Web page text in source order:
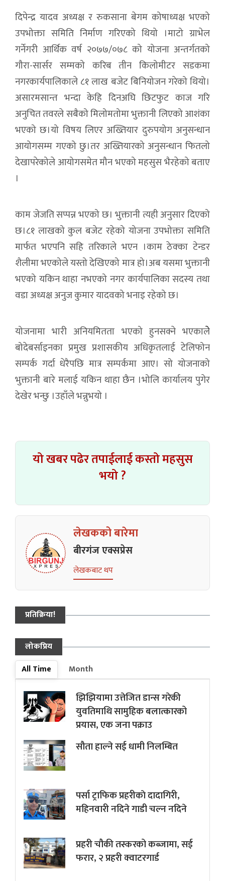
दिपेन्द्र यादव अध्यक्ष र रुकसाना बेगम कोषाध्यक्ष भएको
उपभोक्ता समिति निर्माण गरिएको थियो ।माटो ग्राभेल
गर्नेगरी आर्थिक वर्ष २०७७/०७८ को योजना अन्तर्गतको
गौरा-सार्सर सम्मको करिब तीन किलोमीटर सडकमा
नगरकार्यपालिकाले ८१ लाख बजेट बिनियोजन गरेको थियो।
असारमसान्त भन्दा केहि दिनअघि छिटफुट काज गरि
अनुचित तवरले सबैको मिलोमतोमा भुक्तानी लिएको आशंका
भएको छ।यो विषय लिएर अख्तियार दुरुपयोग अनुसन्धान
आयोगसम्म गएको छु।तर अख्तियारको अनुसन्धान फितलो
देखापरेकोले आयोगसमेत मौन भएको महसुस भैरहेको बताए
।
काम जेजति सप्पन्न भएको छ। भुक्तानी त्यही अनुसार दिएको
छ।८१ लाखको कुल बजेट रहेको योजना उपभोक्ता समिति
मार्फत भएपनि सहि तरिकाले भएन ।काम ठेक्का टेन्डर
शैलीमा भएकोले यस्तो देखिएको मात्र हो।अब यसमा भुक्तानी
भएको यकिन थाहा नभएको नगर कार्यपालिका सदस्य तथा
वडा अध्यक्ष अनुज कुमार यादवको भनाइ रहेको छ।
योजनामा भारी अनियमितता भएको हुनसक्ने भएकालेे
बोदेबर्साइनका प्रमुख प्रशासकीय अधिकृतलाई टेलिफोन
सम्पर्क गर्दा धेरैपछि मात्र सम्पर्कमा आए। सो योजनाको
भुक्तानी बारे मलाई यकिन थाहा छैन ।भोलि कार्यालय पुगेर
देखेर भन्छु ।उहाँले भन्नुभयो ।
यो खबर पढेर तपाईलाई कस्तो महसुस
भयो ?
लेखकको बारेमा
बीरगंज एक्सप्रेस
लेखकबाट थप
प्रतिक्रिया!
लोकप्रिय
All Time
Month
झिझियामा उत्तेजित डान्स गरेकी
युवतिमाथि सामुहिक बलात्कारको
प्रयास, एक जना पक्राउ
सौता हाल्ने सई धामी निलम्बित
पर्सा ट्राफिक प्रहरीकाे दादागिरी,
महिनवारी नदिने गाडी चल्न नदिने
प्रहरी चौकी तस्करको कब्जामा, सई
फरार, २ प्रहरी क्वाटरगार्ड